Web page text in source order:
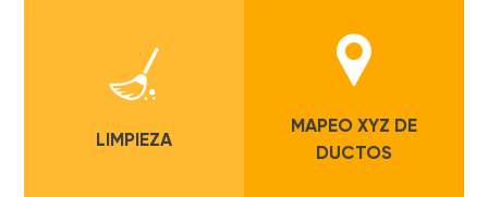
LIMPIEZA
MAPEO XYZ DE
DUCTOS